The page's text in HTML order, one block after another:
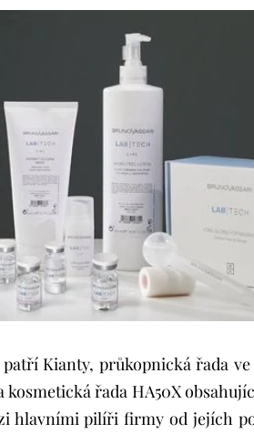
Kianty, průkopnická řada
řada HA50X
hlavními pilíři firmy od jejích